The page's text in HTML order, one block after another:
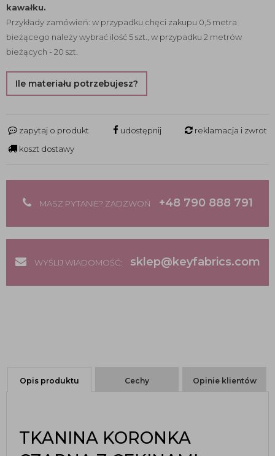
kawałku.
Przykłady zamówień: w przypadku chęci zakupu 0,5 metra
bieżącego należy wybrać ilość 5 szt., w przypadku 2 metrów
bieżących - 20 szt.
Ile materiału potrzebujesz?
zapytaj o produkt udostępnij
reklamacja i zwrot
koszt dostawy
MASZ PYTANIE? ZADZWOŃ +48 790 888 791
WYŚLIJ WIADOMOŚĆ: sklep@keyfabrics.com
Opis produktu Cechy Opinie klientów
TKANINA KORONKA